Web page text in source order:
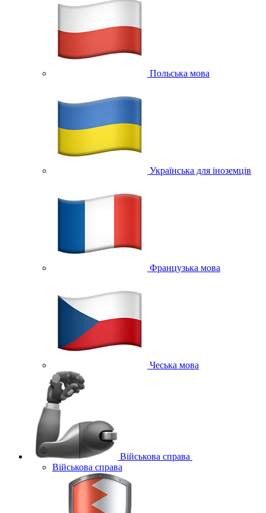
Польська мова
Українська для іноземців
Французька мова
Чеська мова
Військова справа
Військова справа